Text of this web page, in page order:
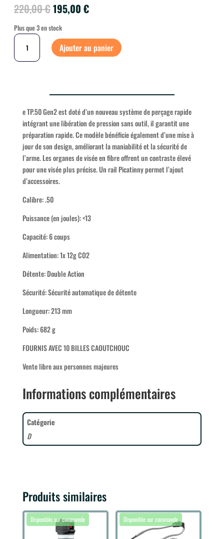
220,00€Le
initial
était :
220,00 €.
195,00 €Le
est :
195,00 €.
Plus que 3 en stock
QUANTITÉ
PISTOLET
UMAREX
JOULES)
VENTE
LIBRE
+18
Ajouter au panier
e TP.50 Gen2 est doté d’un nouveau système de perçage rapide
intégrant une libération de pression sans outil, il garantit une
préparation rapide. Ce modèle bénéficie également d’une mise à
jour de son design, améliorant la maniabilité et la sécurité de
l’arme. Les organes de visée en fibre offrent un contraste élevé
pour une visée plus précise. Un rail Picatinny permet l’ajout
d’accessoires.
Calibre: .50
Puissance (en joules): <13
Capacité: 6 coups
Alimentation: 1x 12g CO2
Détente: Double Action
Sécurité: Sécurité automatique de détente
Longueur: 213 mm
Poids: 682 g
FOURNIS AVEC 10 BILLES CAOUTCHOUC
Vente libre aux personnes majeures
Informations complémentaires
Catégorie
D
Produits similaires